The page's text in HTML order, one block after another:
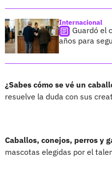
Internacional
Guardó el
años para
¿Sabes cómo se vé un
resuelve la duda con sus
Caballos, conejos, perros y
mascotas elegidas por el